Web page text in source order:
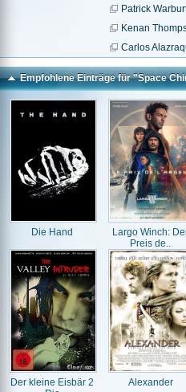
Patrick
Kenan
Carlos
Empfohlene Einträge für "Space
Die Hand
Largo Winch:
Preis de..
Der kleine Eisbär 2
Alexander